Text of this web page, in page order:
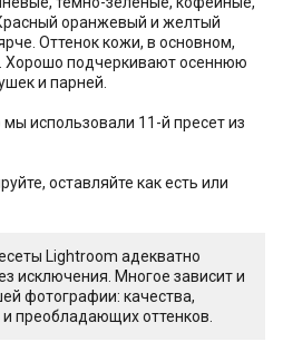
оранжевый и желтый
Оттенок кожи, в основном,
Хорошо подчеркивают осеннюю
и парней.
использовали 11-й пресет из
оставляйте как есть или
Lightroom адекватно
исключения. Многое зависит и
фотографии: качества,
преобладающих оттенков.